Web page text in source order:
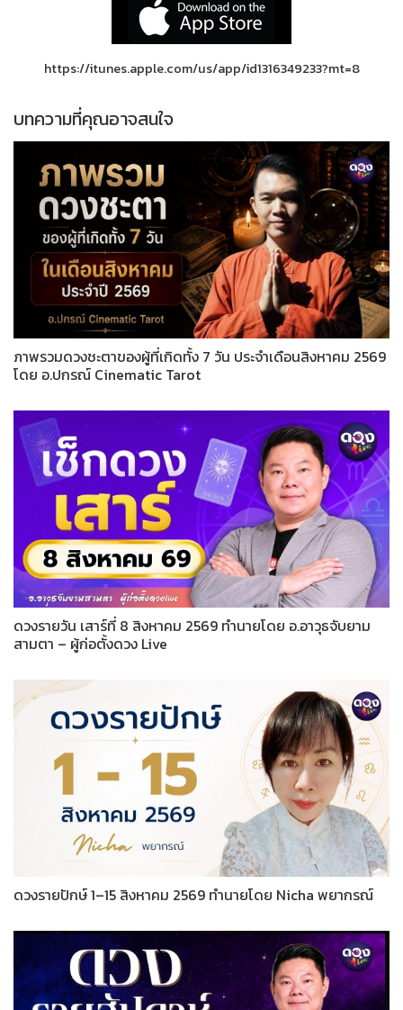
https://itunes.apple.com/us/app/id1316349233?mt=8
บทความที่คุณอาจสนใจ
ภาพรวมดวงชะตาของผู้ที่เกิดทั้ง 7 วัน ประจำเดือนสิงหาคม 2569
โดย อ.ปกรณ์ Cinematic Tarot
ดวงรายวัน เสาร์ที่ 8 สิงหาคม 2569 ทำนายโดย อ.อาวุธจับยาม
สามตา – ผู้ก่อตั้งดวง Live
ดวงรายปักษ์ 1–15 สิงหาคม 2569 ทำนายโดย Nicha พยากรณ์